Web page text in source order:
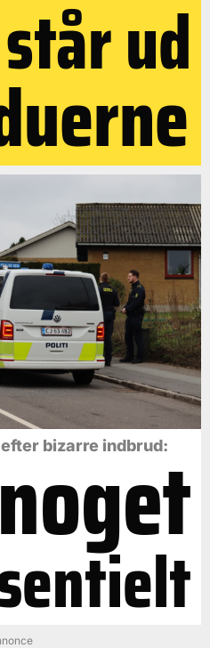
ud
bizarre indbrud: